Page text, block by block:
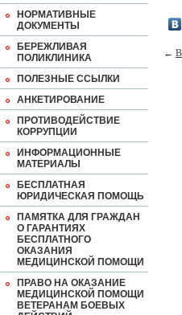
НОРМАТИВНЫЕ
ДОКУМЕНТЫ
БЕРЕЖЛИВАЯ
ПОЛИКЛИНИКА
ПОЛЕЗНЫЕ ССЫЛКИ
АНКЕТИРОВАНИЕ
ПРОТИВОДЕЙСТВИЕ
КОРРУПЦИИ
ИНФОРМАЦИОННЫЕ
МАТЕРИАЛЫ
БЕСПЛАТНАЯ
ЮРИДИЧЕСКАЯ ПОМОЩЬ
ПАМЯТКА ДЛЯ ГРАЖДАН
О ГАРАНТИЯХ
БЕСПЛАТНОГО
ОКАЗАНИЯ
МЕДИЦИНСКОЙ ПОМОЩИ
ПРАВО НА ОКАЗАНИЕ
МЕДИЦИНСКОЙ ПОМОЩИ
ВЕТЕРАНАМ БОЕВЫХ
←